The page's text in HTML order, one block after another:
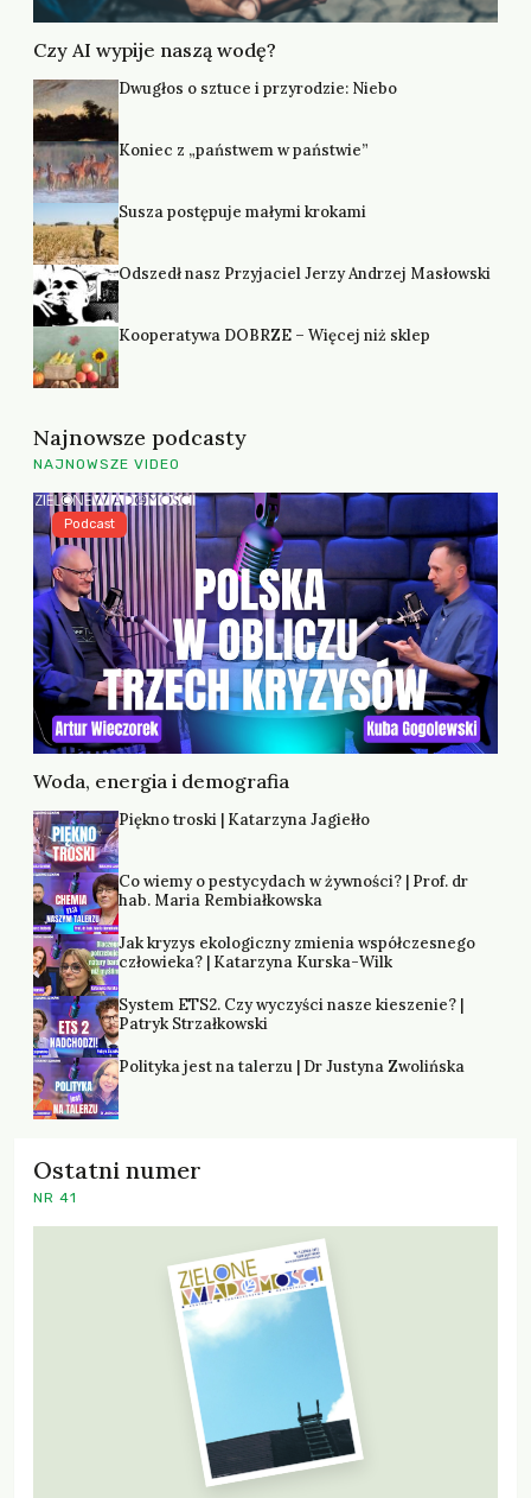
Czy AI wypije naszą wodę?
Dwugłos o sztuce i przyrodzie: Niebo
Koniec z „państwem w państwie”
Susza postępuje małymi krokami
Odszedł nasz Przyjaciel Jerzy Andrzej Masłowski
Kooperatywa DOBRZE – Więcej niż sklep
Najnowsze podcasty
NAJNOWSZE VIDEO
Woda, energia i demografia
Podcast
Piękno troski | Katarzyna Jagiełło
Co wiemy o pestycydach w żywności? | Prof. dr
hab. Maria Rembiałkowska
Jak kryzys ekologiczny zmienia współczesnego
człowieka? | Katarzyna Kurska-Wilk
System ETS2. Czy wyczyści nasze kieszenie? |
Patryk Strzałkowski
Polityka jest na talerzu | Dr Justyna Zwolińska
Ostatni numer
NR 41